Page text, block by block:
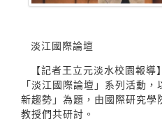
淡江國際論壇
【記者王立元淡水校園報
「淡江國際論壇」系列活動
新趨勢」為題，由國際研究學
教授們共研討。